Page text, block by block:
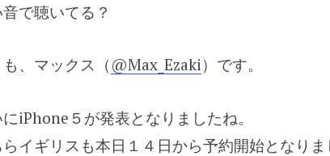
音で聴いてる？
も、マックス（ @Max_Ezaki）です。
iPhone５が発表となりましたね。
イギリスも本日１４日から予約開始となりま